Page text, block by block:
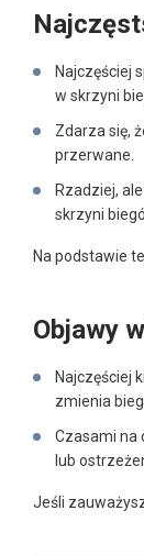
Najczęściej
w skrzyni
Zdarza się,
przerwane.
Rzadziej,
skrzyni
Na podstawie
Objawy
Najczęściej
zmienia
Czasami na
lub
Jeśli